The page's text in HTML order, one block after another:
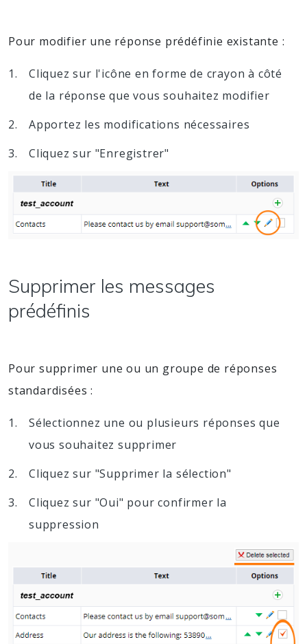
Pour modifier une réponse prédéfinie existante :
Cliquez sur l'icône en forme de crayon à côté
de la réponse que vous souhaitez modifier
Apportez les modifications nécessaires
Cliquez sur "Enregistrer"
Supprimer les messages
prédéfinis
Pour supprimer une ou un groupe de réponses
standardisées :
Sélectionnez une ou plusieurs réponses que
vous souhaitez supprimer
Cliquez sur "Supprimer la sélection"
Cliquez sur "Oui" pour confirmer la
suppression